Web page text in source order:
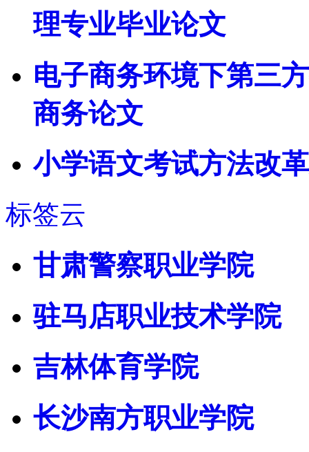
理专业毕业论文
电子商务环境下第三
商务论文
小学语文考试方法改
标签云
甘肃警察职业学院
驻马店职业技术学院
吉林体育学院
长沙南方职业学院